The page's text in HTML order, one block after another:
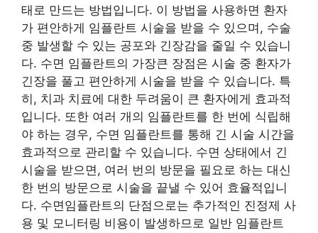
태로 만드는 방법입니다. 이 방법을 사용하면 환자
가 편안하게 임플란트 시술을 받을 수 있으며, 수술
중 발생할 수 있는 공포와 긴장감을 줄일 수 있습니
다. 수면 임플란트의 가장큰 장점은 시술 중 환자가
긴장을 풀고 편안하게 시술을 받을 수 있습니다. 특
히, 치과 치료에 대한 두려움이 큰 환자에게 효과적
입니다. 또한 여러 개의 임플란트를 한 번에 식립해
야 하는 경우, 수면 임플란트를 통해 긴 시술 시간을
효과적으로 관리할 수 있습니다. 수면 상태에서 긴
시술을 받으면, 여러 번의 방문을 필요로 하는 대신
한 번의 방문으로 시술을 끝낼 수 있어 효율적입니
다. 수면임플란트의 단점으로는 추가적인 진정제 사
용 및 모니터링 비용이 발생하므로 일반 임플란트